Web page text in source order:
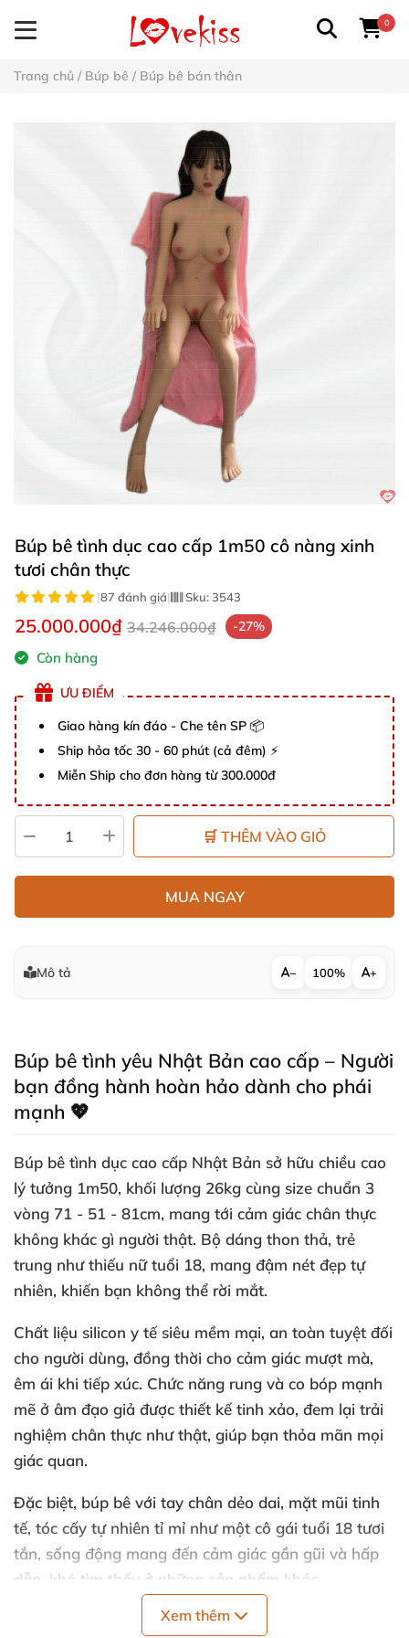
0
Trang chủ / Búp bê / Búp bê bán thân
Búp bê tình dục cao cấp 1m50 cô nàng xinh
tươi chân thực
|87 đánh giá| Sku:3543
25.000.000₫ 34.246.000₫ -27%
Còn hàng
ƯU ĐIỂM
Giao hàng kín đáo - Che tên SP 📦
Ship hỏa tốc 30 - 60 phút (cả đêm) ⚡
Miễn Ship cho đơn hàng từ 300.000đ
🛒 THÊM VÀO GIỎ
MUA NGAY
Mô tả − 100% +
Búp bê tình yêu Nhật Bản cao cấp – Người
bạn đồng hành hoàn hảo dành cho phái
mạnh 💖
Búp bê tình dục cao cấp Nhật Bản sở hữu chiều cao
lý tưởng 1m50, khối lượng 26kg cùng size chuẩn 3
vòng 71 - 51 - 81cm, mang tới cảm giác chân thực
không khác gì người thật. Bộ dáng thon thả, trẻ
trung như thiếu nữ tuổi 18, mang đậm nét đẹp tự
nhiên, khiến bạn không thể rời mắt.
Chất liệu silicon y tế siêu mềm mại, an toàn tuyệt đối
cho người dùng, đồng thời cho cảm giác mượt mà,
êm ái khi tiếp xúc. Chức năng rung và co bóp mạnh
mẽ ở âm đạo giả được thiết kế tinh xảo, đem lại trải
nghiệm chân thực như thật, giúp bạn thỏa mãn mọi
giác quan.
Đặc biệt, búp bê với tay chân dẻo dai, mặt mũi tinh
tế, tóc cấy tự nhiên tỉ mỉ như một cô gái tuổi 18 tươi
tắn, sống động mang đến cảm giác gần gũi và hấp
dẫn, khó tìm thấy ở những sản phẩm khác.
Xem thêm